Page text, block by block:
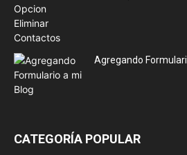
Agregando
CATEGORÍA POPULAR